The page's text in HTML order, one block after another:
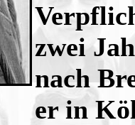
zwei
nach
er in